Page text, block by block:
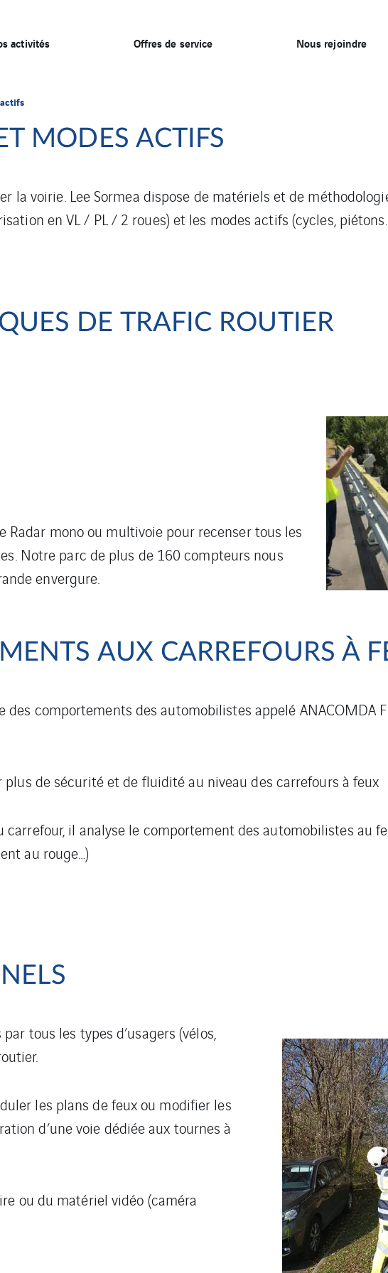
activités Offres de service Nous rejoindre
MODES ACTIFS
la voirie. Lee Sormea dispose de matériels et de
en VL / PL / 2 roues) et les modes actifs (cycles,
DE TRAFIC ROUTIER
mono ou multivoie pour recenser tous les
Notre parc de plus de 160 compteurs nous
envergure.
AUX CARREFOURS À
des comportements des automobilistes appelé ANACOMDA
plus de sécurité et de fluidité au niveau des carrefours à feux
carrefour, il analyse le comportement des automobilistes au
au rouge…)
tous les types d’usagers (vélos,
les plans de feux ou modifier les
d’une voie dédiée aux tournes à
ou du matériel vidéo (caméra